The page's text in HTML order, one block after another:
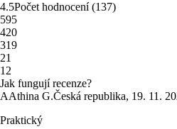
4.5Počet hodnocení(137)
595
420
319
21
12
Jak fungují recenze?
AAthina G.Česká republika, 19. 11.
Praktický